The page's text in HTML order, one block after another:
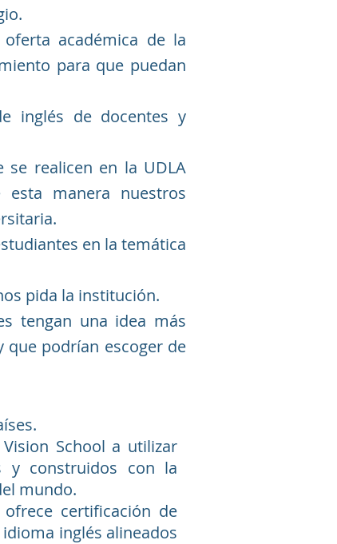
académica de la
para que puedan
inglés de docentes y
realicen en la UDLA
esta manera nuestros
en la temática
pida la institución.
tengan una idea más
que podrían escoger de
School a utilizar
y construidos con la
mundo.
certificación de
inglés alineados